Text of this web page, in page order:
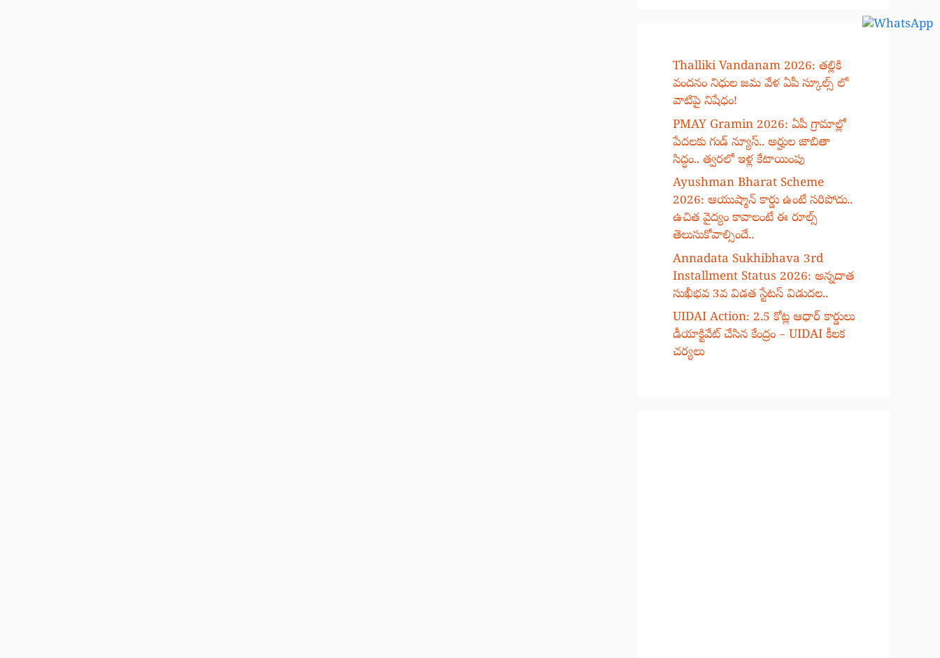
Thalliki Vandanam 2026: తల్లికి
వందనం నిధుల జమ వేళ ఏపీ స్కూల్స్ లో
వాటిపై నిషేధం!
PMAY Gramin 2026: ఏపీ గ్రామాల్లో
పేదలకు గుడ్ న్యూస్.. అర్హుల జాబితా
సిద్ధం.. త్వరలో ఇళ్ల కేటాయింపు
Ayushman Bharat Scheme
2026: ఆయుష్మాన్ కార్డు ఉంటే సరిపోదు..
ఉచిత వైద్యం కావాలంటే ఈ రూల్స్
తెలుసుకోవాల్సిందే..
Annadata Sukhibhava 3rd
Installment Status 2026: అన్నదాత
సుఖీభవ 3వ విడత స్టేటస్ విడుదల..
UIDAI Action: 2.5 కోట్ల ఆధార్ కార్డులు
డీయాక్టివేట్ చేసిన కేంద్రం – UIDAI కీలక
చర్యలు